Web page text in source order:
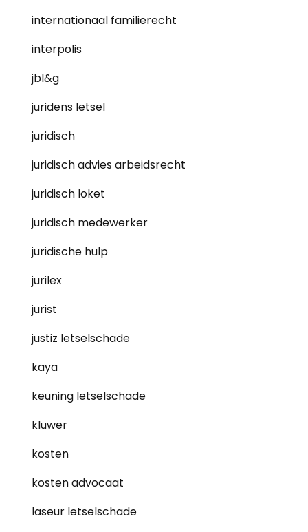
internationaal familierecht
interpolis
jbl&g
juridens letsel
juridisch
juridisch advies arbeidsrecht
juridisch loket
juridisch medewerker
juridische hulp
jurilex
jurist
justiz letselschade
kaya
keuning letselschade
kluwer
kosten
kosten advocaat
laseur letselschade